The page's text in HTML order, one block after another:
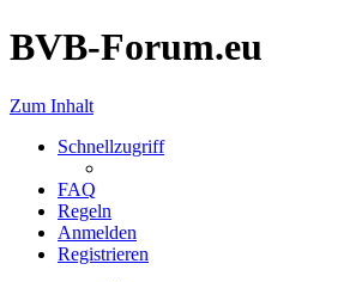
BVB-Forum.eu
Zum Inhalt
Schnellzugriff
FAQ
Regeln
Anmelden
Registrieren